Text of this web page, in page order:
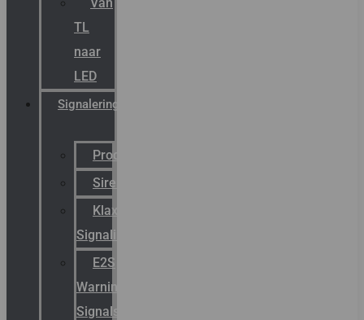
TL
naar
LED
Signalering
Productcatalogus
Sirena
Klaxon
Signaling
E2S
Warning
Signals